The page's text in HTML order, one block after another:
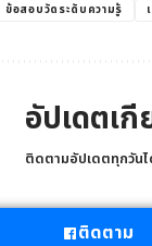
ข้อสอบวัดระดับความรู้
อัปเดตเ
ติดตามอัปเดตทุกวัน
ติดตาม